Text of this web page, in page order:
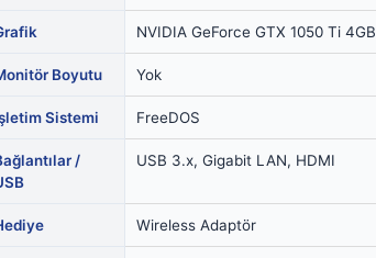
NVIDIA GeForce GTX 1050 Ti 4GB
Boyutu Yok
Sistemi FreeDOS
/
USB 3.x, Gigabit LAN, HDMI
Wireless Adaptör